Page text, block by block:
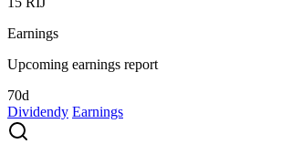
Earnings
Upcoming earnings report
70d
Dividendy Earnings